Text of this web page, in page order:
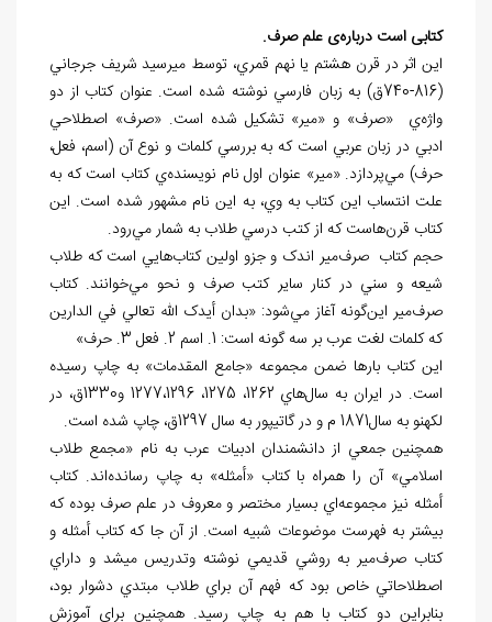
کتابی است دربارهی علم صرف.
اين اثر در قرن هشتم يا نهم قمري، توسط ميرسيد شريف جرجاني
(816-740ق) به زبان فارسي نوشته شده است. عنوان کتاب از دو
واژهي «صرف» و «مير» تشکيل شده است. «صرف» اصطلاحي
ادبي در زبان عربي است که به بررسي کلمات و نوع آن (اسم، فعل،
حرف) ميپردازد. «مير» عنوان اول نام نويسندهي کتاب است که به
علت انتساب اين کتاب به وي، به اين نام مشهور شده است. اين
کتاب قرنهاست که از کتب درسي طلاب به شمار ميرود.
حجم کتاب صرفمير اندک و جزو اولين کتابهايي است که طلاب
شيعه و سني در کنار ساير کتب صرف و نحو ميخوانند. کتاب
صرفمير اينگونه آغاز ميشود: «بدان أيدک الله تعالي في الدارين
که کلمات لغت عرب بر سه گونه است: 1. اسم 2. فعل 3. حرف»
اين کتاب بارها ضمن مجموعه «جامع المقدمات» به چاپ رسيده
است. در ايران به سال
هاي 1262، 1275، 1277،1296 و1330ق، در
لکهنو به سال1871 م و در گاتيپور به سال 1297ق، چاپ شده است.
همچنين جمعي از دانشمندان ادبيات عرب به نام «مجمع طلاب
اسلامي» آن را همراه با کتاب «أمثله» به چاپ رساندهاند. کتاب
أمثله نيز مجموعهاي بسيار مختصر و معروف در علم صرف بوده که
بيشتر به فهرست موضوعات شبيه است. از آن جا که کتاب أمثله و
کتاب صرفمير به روشي قديمي نوشته وتدريس مي‏شد و داراي
اصطلاحاتي خاص بود که فهم آن براي طلاب مبتدي دشوار بود،
بنابراين دو کتاب با هم به چاپ رسيد. همچنين براي آموزش